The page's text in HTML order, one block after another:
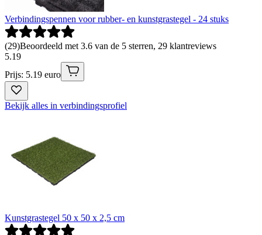
Verbindingspennen voor rubber- en kunstgrastegel - 24 stuks
(29)Beoordeeld met 3.6 van de 5 sterren, 29 klantreviews
5.19
Prijs: 5.19 euro
Bekijk alles in verbindingsprofiel
Kunstgrastegel 50 x 50 x 2,5 cm